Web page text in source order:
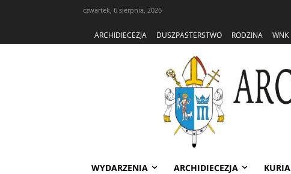
czwartek, 6 sierpnia, 2026
ARCHIDIECEZJA DUSZPASTERSTWO RODZINA WNK
WYDARZENIA ARCHIDIECEZJA KURIA